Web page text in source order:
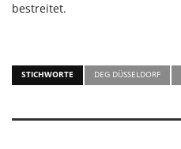
bestreitet.
STICHWORTE DEG DÜSSELDORF